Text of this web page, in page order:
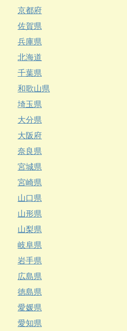
京都府
佐賀県
兵庫県
北海道
千葉県
和歌山県
埼玉県
大分県
大阪府
奈良県
宮城県
宮崎県
山口県
山形県
山梨県
岐阜県
岩手県
広島県
徳島県
愛媛県
愛知県